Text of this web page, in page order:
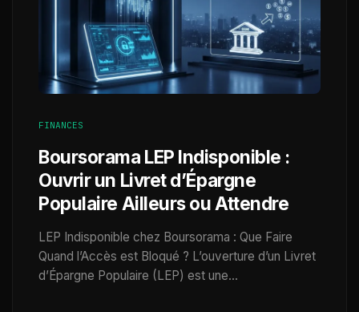
FINANCES
Boursorama LEP Indisponible :
Ouvrir un Livret d’Épargne
Populaire Ailleurs ou Attendre
LEP Indisponible chez Boursorama : Que Faire
Quand l’Accès est Bloqué ? L’ouverture d’un Livret
d’Épargne Populaire (LEP) est une…